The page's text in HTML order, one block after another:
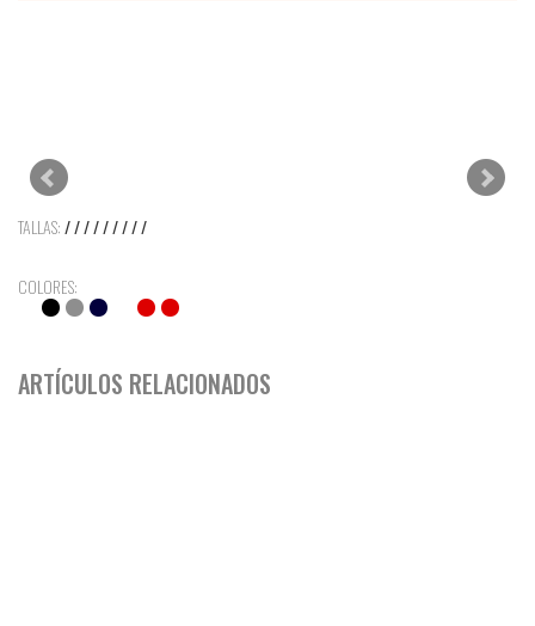
TALLAS:/ / / / / / / / /
COLORES:
ARTÍCULOS RELACIONADOS